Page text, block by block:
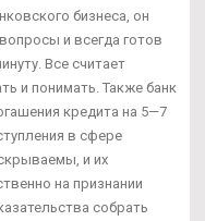
бизнеса, он
и всегда готов
Все считает
и понимать. Также банк
кредита на 5—7
в сфере
и их
на признании
собрать